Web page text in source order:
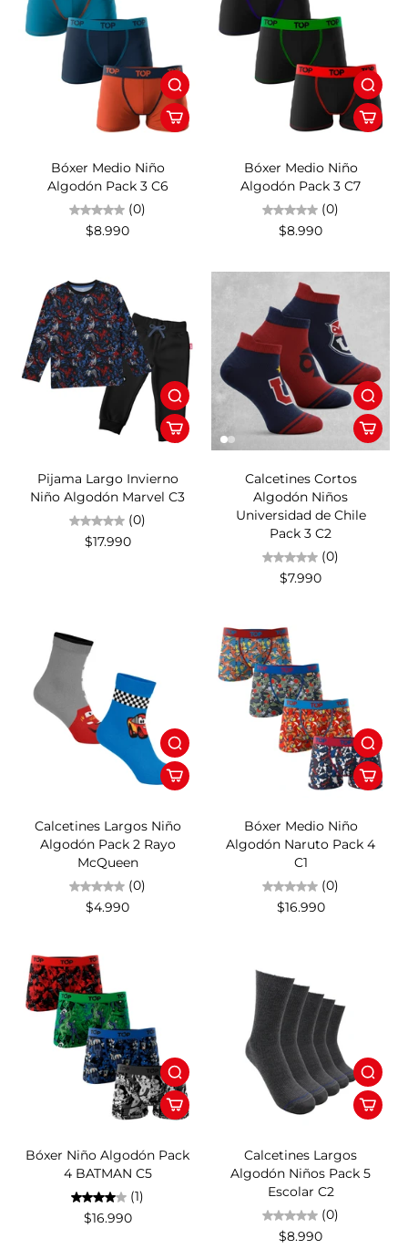
Bóxer Medio Niño
Algodón Pack 3 C6
(0)
$8.990
Bóxer Medio Niño
Algodón Pack 3 C7
(0)
$8.990
Pijama Largo Invierno
Niño Algodón Marvel C3
(0)
$17.990
Calcetines Cortos
Algodón Niños
Universidad de Chile
Pack 3 C2
(0)
$7.990
Calcetines Largos Niño
Algodón Pack 2 Rayo
McQueen
(0)
$4.990
Bóxer Medio Niño
Algodón Naruto Pack 4
C1
(0)
$16.990
Bóxer Niño Algodón Pack
4 BATMAN C5
(1)
$16.990
Calcetines Largos
Algodón Niños Pack 5
Escolar C2
(0)
$8.990